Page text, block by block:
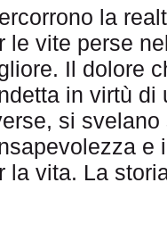
la
le vite perse
Il dolore
in virtù di
si
e
la vita. La